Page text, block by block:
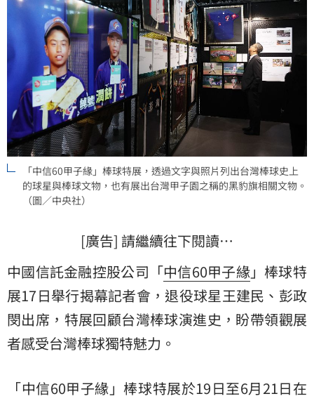
「中信60甲子緣」棒球特展，透過文字與照片列出台灣棒球史上
的球星與棒球文物，也有展出台灣甲子園之稱的黑豹旗相關文物。
（圖／中央社）
[廣告] 請繼續往下閱讀…
中國信託金融控股公司「中信60甲子緣」棒球特
展17日舉行揭幕記者會，退役球星王建民、彭政
閔出席，特展回顧台灣棒球演進史，盼帶領觀展
者感受台灣棒球獨特魅力。
「中信60甲子緣」棒球特展於19日至6月21日在